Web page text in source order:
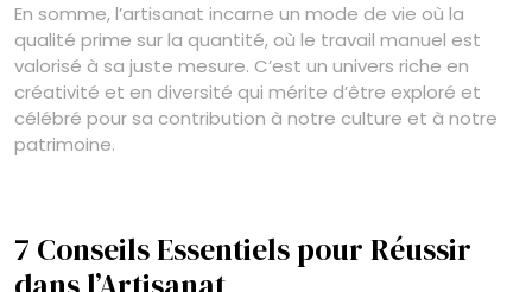
En somme, l’artisanat incarne un mode de vie où la
qualité prime sur la quantité, où le travail manuel est
valorisé à sa juste mesure. C’est un univers riche en
créativité et en diversité qui mérite d’être exploré et
célébré pour sa contribution à notre culture et à notre
patrimoine.
7 Conseils Essentiels pour Réussir